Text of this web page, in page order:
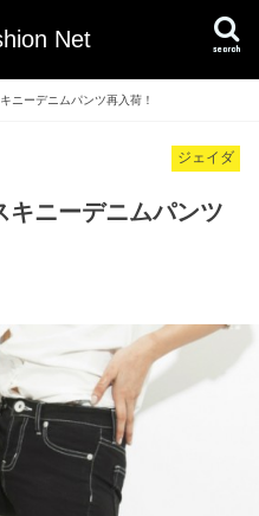
Net search
ニーデニムパンツ再入荷！
ジェイダ
キニーデニムパンツ